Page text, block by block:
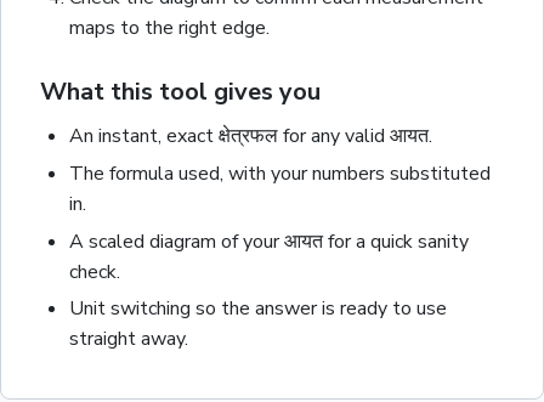
maps to the right edge.
What this tool gives you
An instant, exactक्षेत्रफलfor any valid आयत.
The formula used, with your numbers substituted
in.
A scaled diagram of yourआयतfor a quick sanity
check.
Unit switching so the answer is ready to use
straight away.